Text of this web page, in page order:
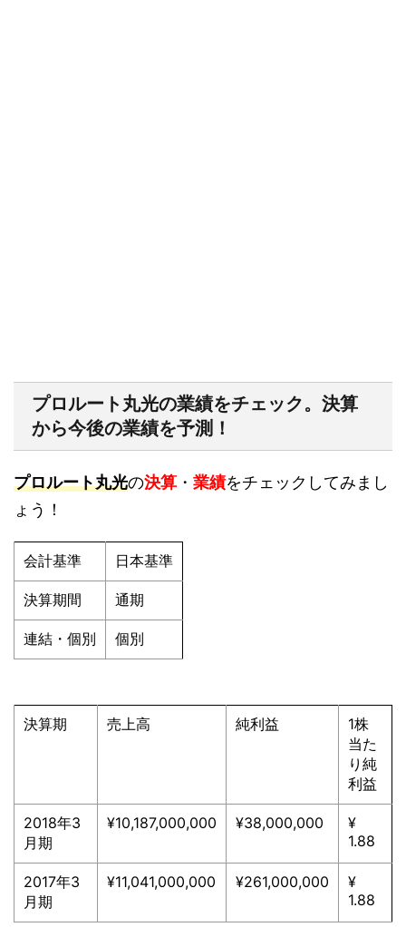
プロルート丸光の業績をチェック。決算
から今後の業績を予測！
プロルート丸光の決算 ・ 業績をチェックしてみまし
ょう！
会計基準 日本基準
決算期間 通期
連結・個別 個別
決算期 売上高 純利益
1株
当た
り純
利益
2018年3
月期
¥10,187,000,000 ¥38,000,000
¥
1.88
2017年3
月期
¥11,041,000,000 ¥261,000,000
¥
1.88